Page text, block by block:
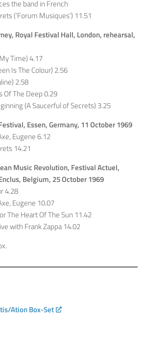
the band in French
(‘Forum Musiques’) 11.51
Royal Festival Hall, London, rehearsal,
Time) 4.17
Is The Colour) 2.56
2.58
Of The Deep 0.29
(A Saucerful of Secrets) 3.25
Essen, Germany, 11 October 1969
Eugene 6.12
14.21
Music Revolution, Festival Actuel,
Belgium, 25 October 1969
4.28
Eugene 10.07
The Heart Of The Sun 11.42
with Frank Zappa 14.02
Ation Box-Set